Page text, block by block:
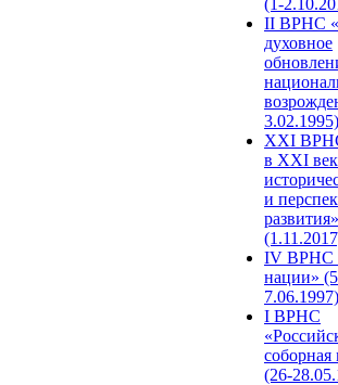
(1-
II ВРНС
духовное
3.02.1995)
XХI
в XXI
и
развития»
IV ВРНС
нации»
7.06.1997)
I ВРНС
(26-